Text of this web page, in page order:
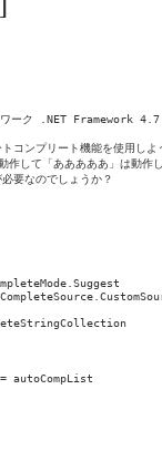
ワーク .NET Framework
コンプリート機能を使用しよ
作して「あああああ」は動作
要なのでしょうか？
autoCompList